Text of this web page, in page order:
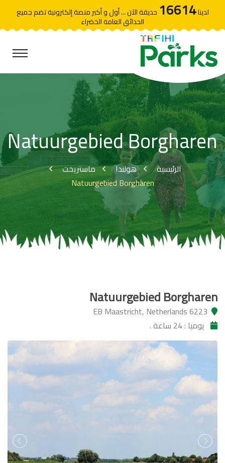
لدينا16614 حديقة الآن ... أول و أكبر منصة إلكترونية تضم جميع
الحدائق العامة الخضراء
Natuurgebied Borgharen
الرئيسية هولندا
ماستريخت
Natuurgebied Borgharen
Natuurgebied Borgharen
6223 EB Maastricht, Netherlands
يوميا : 24 ساعة .